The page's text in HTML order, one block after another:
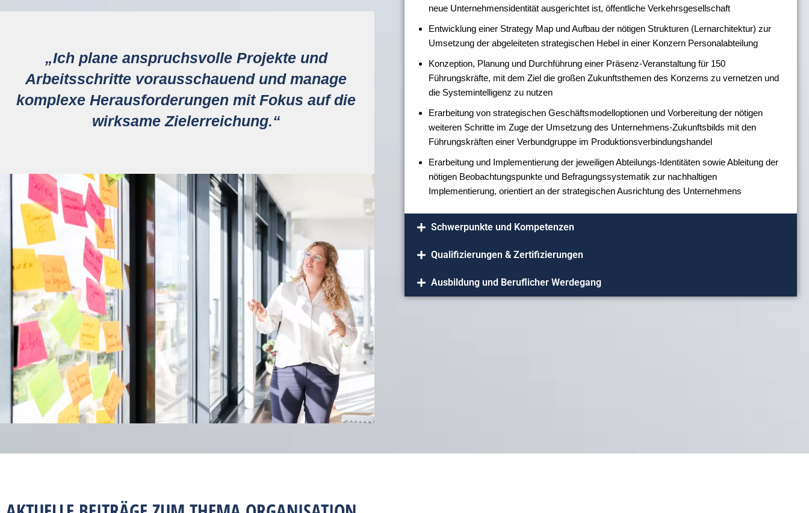
„Ich plane anspruchsvolle Projekte und
Arbeitsschritte vorausschauend und manage
komplexe Herausforderungen mit Fokus auf die
wirksame Zielerreichung.“
neue Unternehmensidentität ausgerichtet ist, öffentliche Verkehrsgesellschaft
Entwicklung einer Strategy Map und Aufbau der nötigen Strukturen (Lernarchitektur) zur
Umsetzung der abgeleiteten strategischen Hebel in einer Konzern Personalabteilung
Konzeption, Planung und Durchführung einer Präsenz-Veranstaltung für 150
Führungskräfte, mit dem Ziel die großen Zukunftsthemen des Konzerns zu vernetzen und
die Systemintelligenz zu nutzen
Erarbeitung von strategischen Geschäftsmodelloptionen und Vorbereitung der nötigen
weiteren Schritte im Zuge der Umsetzung des Unternehmens-Zukunftsbilds mit den
Führungskräften einer Verbundgruppe im Produktionsverbindungshandel
Erarbeitung und Implementierung der jeweiligen Abteilungs-Identitäten sowie Ableitung der
nötigen Beobachtungspunkte und Befragungssystematik zur nachhaltigen
Implementierung, orientiert an der strategischen Ausrichtung des Unternehmens
Schwerpunkte und Kompetenzen
Qualifizierungen & Zertifizierungen
Ausbildung und Beruflicher Werdegang